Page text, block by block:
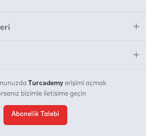
Turcademy erişimi açmak
bizimle iletişime geçin
Abonelik Talebi